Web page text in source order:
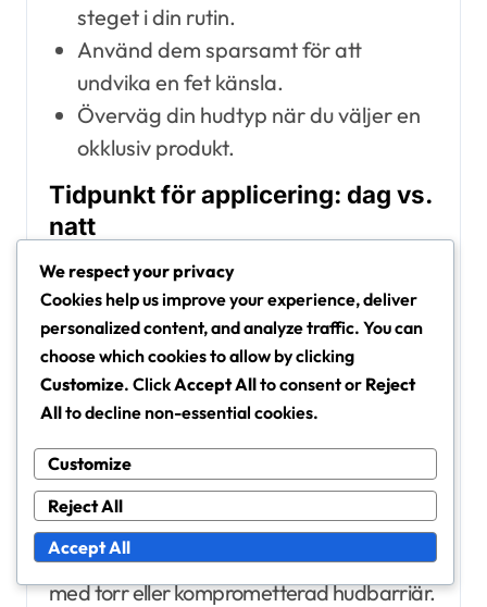
steget i din rutin.
Använd dem sparsamt för att
undvika en fet känsla.
Överväg din hudtyp när du väljer en
okklusiv produkt.
Tidpunkt för applicering: dag vs.
natt
Okklusiver kan användas både under
dagen och på natten, men deras
applicering kan variera beroende på din
huds behov. För daglig användning, välj
lättare formuleringar som inte stör smink
eller orsakar överdriven glans.
På natten kan tjockare okklusiver ge
intensiv hydrering och reparation medan du
sover. Detta är särskilt fördelaktigt för dem
med torr eller komprometterad hudbarriär.
We respect your privacy
Cookies help us improve your experience, deliver
personalized content, and analyze traffic. You can
choose which cookies to allow by clicking
Customize. ClickAccept Allto consent or Reject
Allto decline non-essential cookies.
Customize
Reject All
Accept All